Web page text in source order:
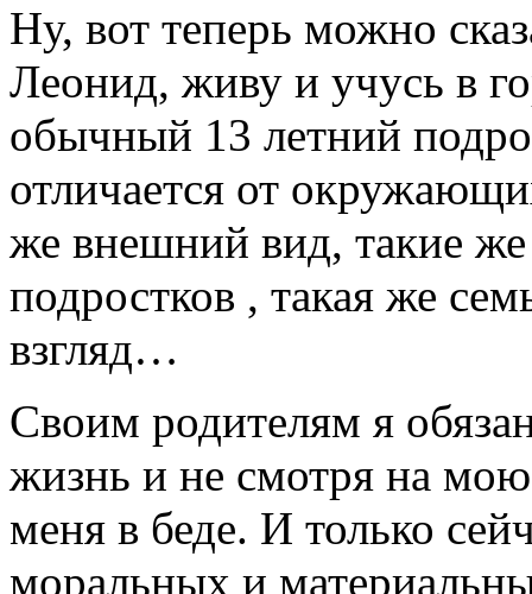
Ну, вот теперь можно
Леонид, живу и учусь в
обычный 13 летний
отличается от
же внешний вид, такие
подростков , такая же
взгляд…
Своим родителям я
жизнь и не смотря на
меня в беде. И только
моральных и